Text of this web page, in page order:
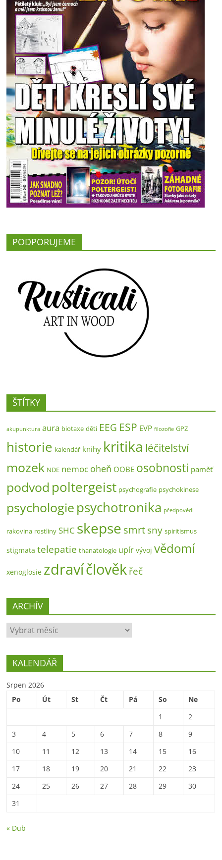
PODPORUJEME
ŠTÍTKY
akupunktura aura biotaxe děti EEG ESP EVP filozofie GPZ
historie kalendář knihy kritika léčitelství
mozek NDE nemoc oheň OOBE osobnosti paměť
podvod poltergeist psychografie psychokinese
psychologie psychotronika předpovědi
rakovina rostliny SHC skepse smrtsny spiritismus
stigmata telepatie thanatologie upír vývoj vědomí
xenoglosie zdravíčlověkřeč
ARCHÍV
ARCHÍV
KALENDÁŘ
Srpen 2026
Po
Út St Čt Pá So
Ne
1
2
3
4 5 6 7 8
9
10
11 12 13 14 15
16
17
18 19 20 21 22
23
24
25 26 27 28 29
30
31
« Dub